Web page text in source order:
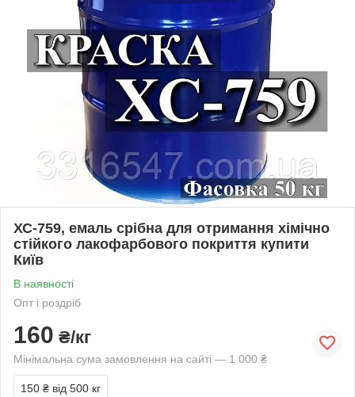
ХС-759, емаль срібна для отримання хімічно
стійкого лакофарбового покриття купити
Київ
В наявності
Опт і роздріб
160 ₴/кг
Мінімальна сума замовлення на сайті — 1 000 ₴
150 ₴ від 500 кг